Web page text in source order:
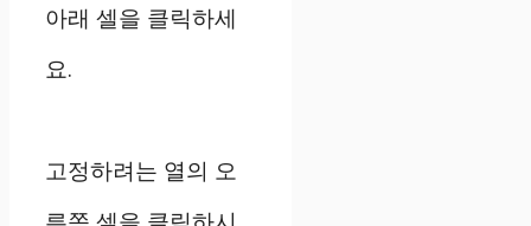
아래 셀을 클릭하세
요.
고정하려는 열의 오